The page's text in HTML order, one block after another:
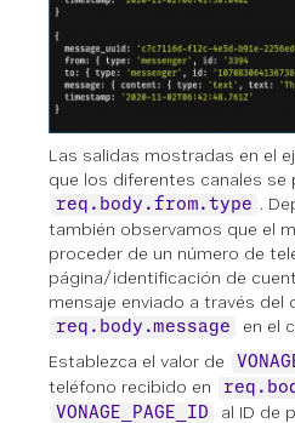
Las salidas mostradas en el
que los diferentes canales se
req.body.from.type .
también observamos que el
proceder de un número de
página/identificación de
mensaje enviado a través del
req.body.message
en el
Establezca el valor de
teléfono recibido en
VONAGE_PAGE_ID al ID de